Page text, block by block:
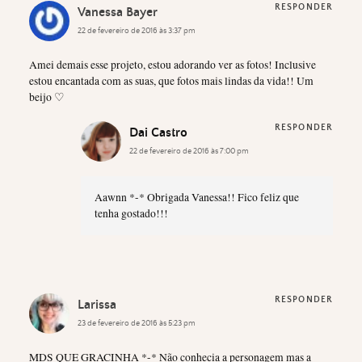
Vanessa Bayer
22 de fevereiro de 2016 às 3:37 pm
Amei demais esse projeto, estou adorando ver as fotos! Inclusive
estou encantada com as suas, que fotos mais lindas da vida!! Um
beijo ♡
RESPONDER
Dai Castro
22 de fevereiro de 2016 às 7:00 pm
Aawnn *-* Obrigada Vanessa!! Fico feliz que
tenha gostado!!!
RESPONDER
Larissa
23 de fevereiro de 2016 às 5:23 pm
MDS QUE GRACINHA *-* Não conhecia a personagem mas a
RESPONDER